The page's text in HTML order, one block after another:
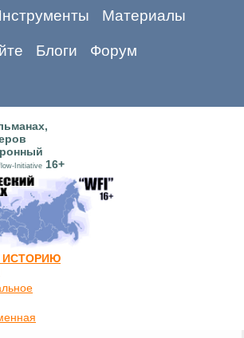
Материалы
Блоги Форум
Initiative 16+
ИСТОРИЮ